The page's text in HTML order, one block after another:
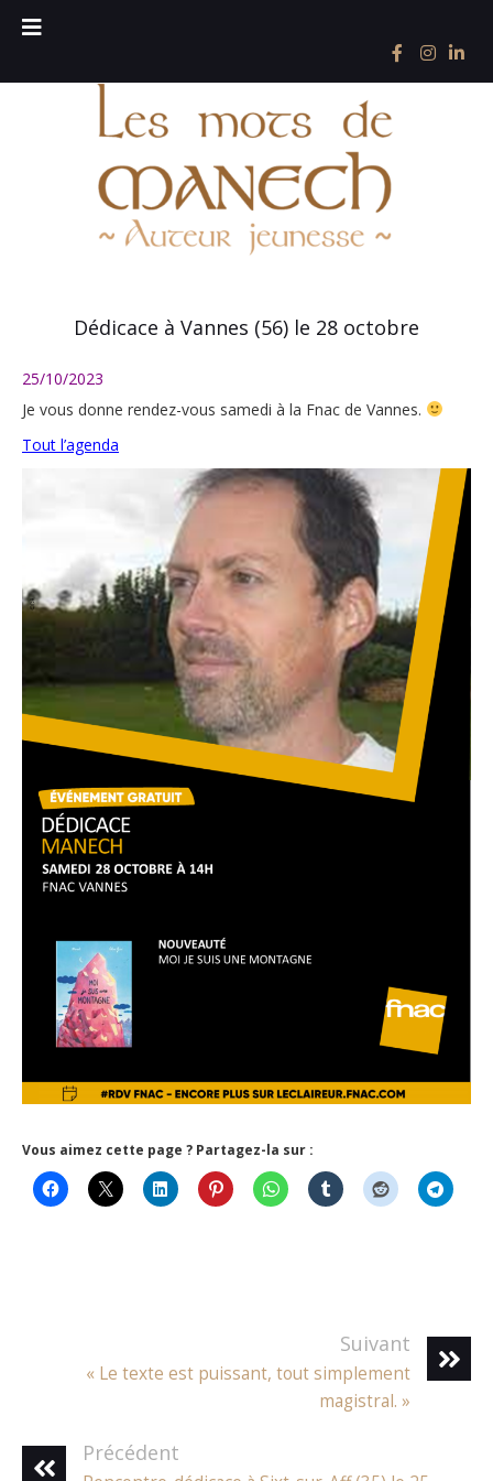
Dédicace à Vannes (56) le 28 octobre
25/10/2023
Je vous donne rendez-vous samedi à la Fnac de Vannes.
Tout l’agenda
Vous aimez cette page ? Partagez-la sur :
Suivant
« Le texte est puissant, tout simplement
magistral. »
Précédent